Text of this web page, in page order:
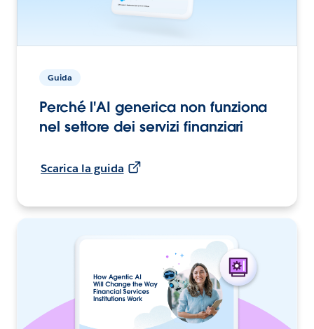
Guida
Perché l'AI generica non funziona
nel settore dei servizi finanziari
Scarica la guida